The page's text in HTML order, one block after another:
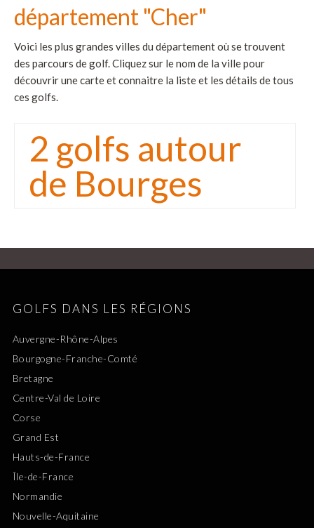
département "Cher"
Voici les plus grandes villes du département où se trouvent
des parcours de golf. Cliquez sur le nom de la ville pour
découvrir une carte et connaitre la liste et les détails de tous
ces golfs.
2 golfs autour
de Bourges
GOLFS DANS LES RÉGIONS
Auvergne-Rhône-Alpes
Bourgogne-Franche-Comté
Bretagne
Centre-Val de Loire
Corse
Grand Est
Hauts-de-France
Île-de-France
Normandie
Nouvelle-Aquitaine